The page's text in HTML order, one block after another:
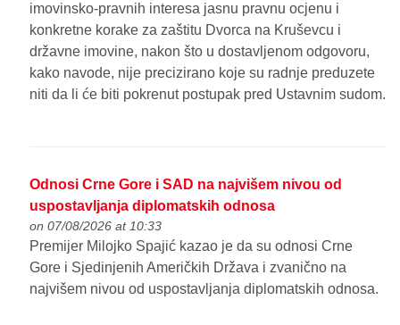
imovinsko-pravnih interesa jasnu pravnu ocjenu i
konkretne korake za zaštitu Dvorca na Kruševcu i
državne imovine, nakon što u dostavljenom odgovoru,
kako navode, nije precizirano koje su radnje preduzete
niti da li će biti pokrenut postupak pred Ustavnim sudom.
Odnosi Crne Gore i SAD na najvišem nivou od
uspostavljanja diplomatskih odnosa
on 07/08/2026 at 10:33
Premijer Milojko Spajić kazao je da su odnosi Crne
Gore i Sjedinjenih Američkih Država i zvanično na
najvišem nivou od uspostavljanja diplomatskih odnosa.